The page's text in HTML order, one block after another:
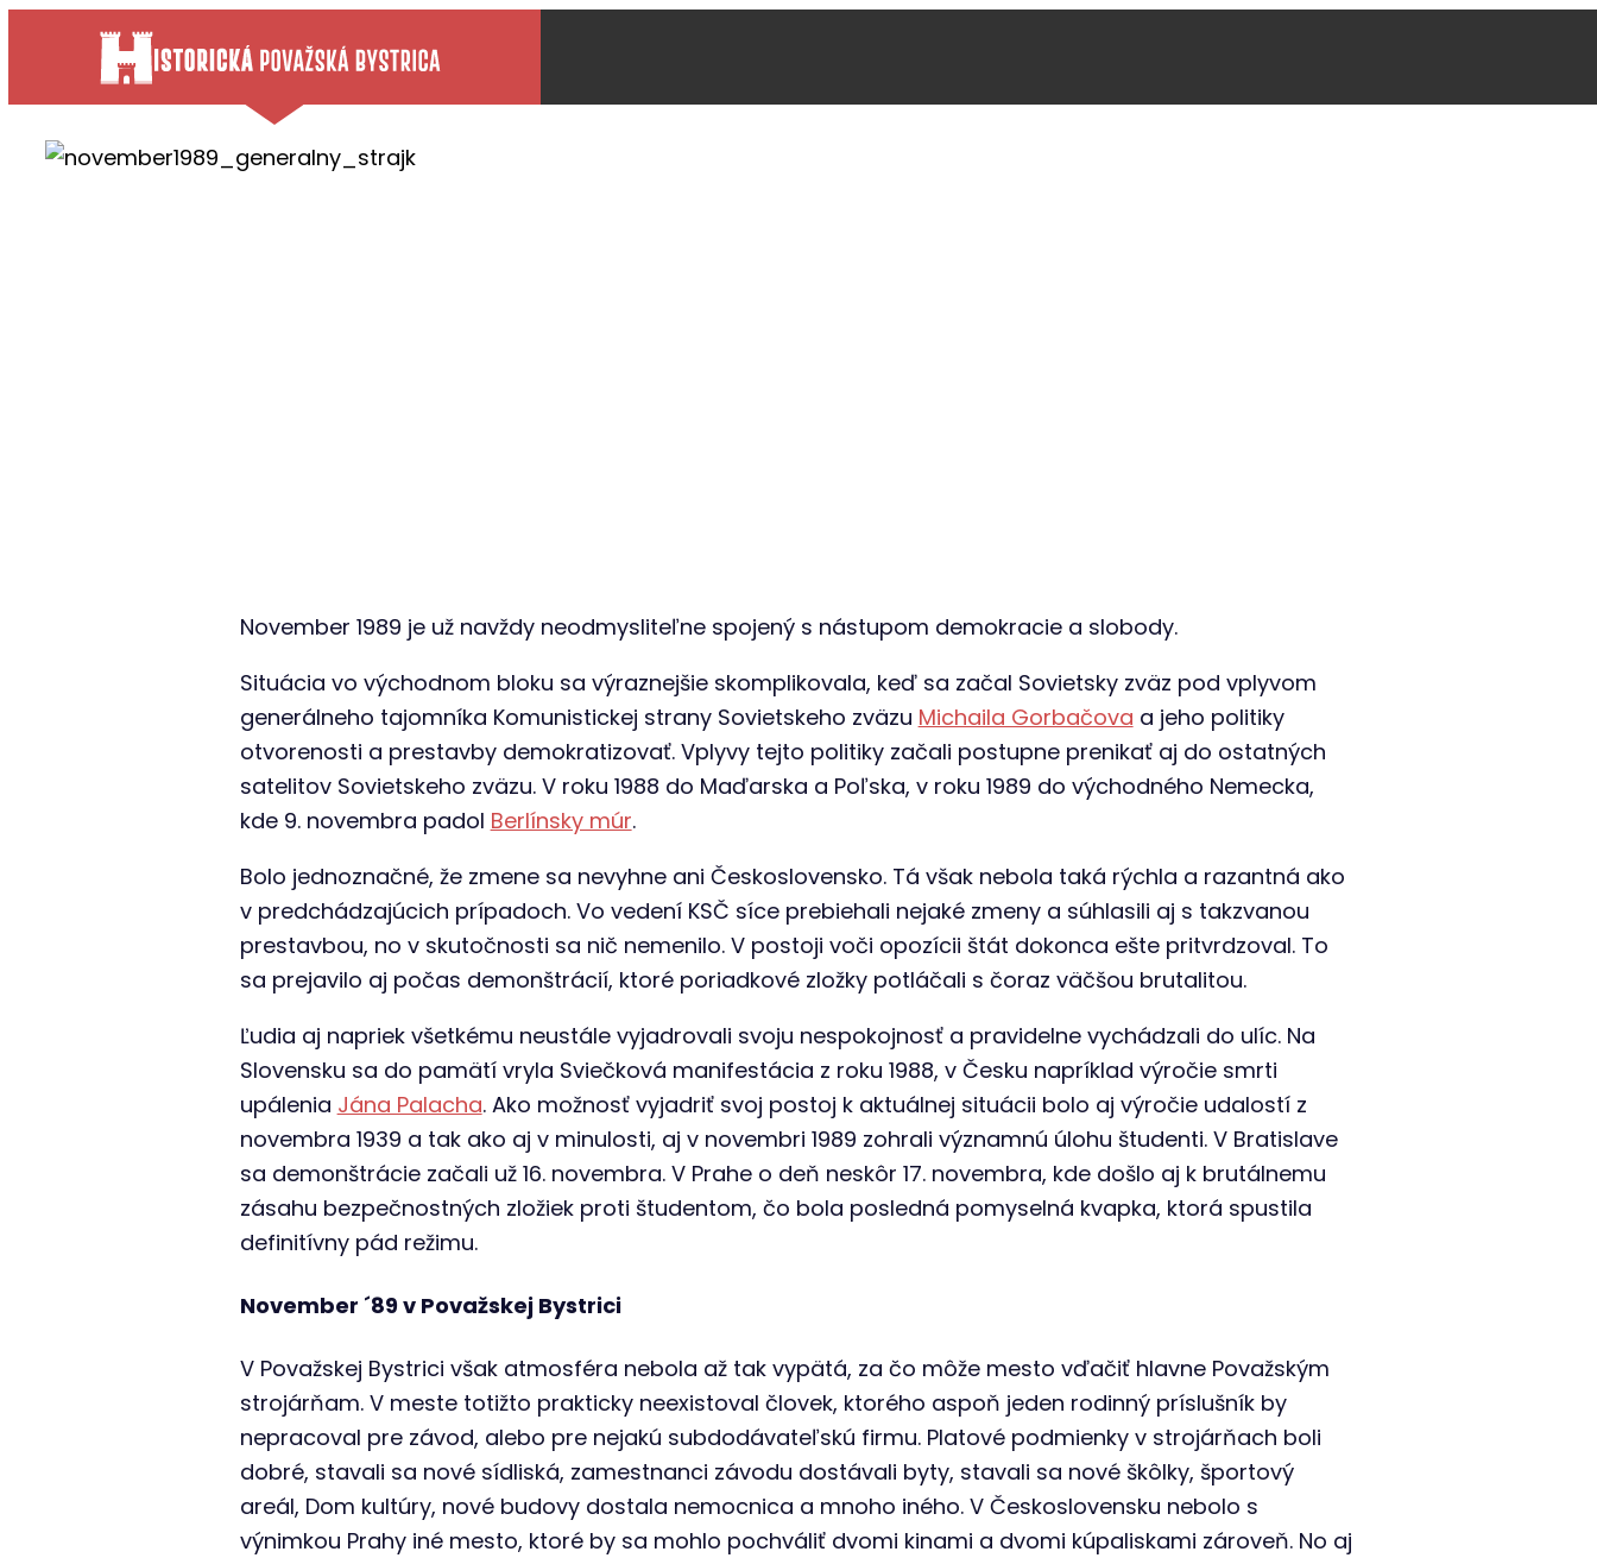
Preskočiť
November 1989 je už navždy neodmysliteľne spojený s nástupom demokracie a slobody.
Situácia vo východnom bloku sa výraznejšie skomplikovala, keď sa začal Sovietsky zväz pod vplyvom
generálneho tajomníka Komunistickej strany Sovietskeho zväzu Michaila Gorbačova a jeho politiky
otvorenosti a prestavby demokratizovať. Vplyvy tejto politiky začali postupne prenikať aj do ostatných
satelitov Sovietskeho zväzu. V roku 1988 do Maďarska a Poľska, v roku 1989 do východného Nemecka,
kde 9. novembra padol Berlínsky múr.
Bolo jednoznačné, že zmene sa nevyhne ani Československo. Tá však nebola taká rýchla a razantná ako
v predchádzajúcich prípadoch. Vo vedení KSČ síce prebiehali nejaké zmeny a súhlasili aj s takzvanou
prestavbou, no v skutočnosti sa nič nemenilo. V postoji voči opozícii štát dokonca ešte pritvrdzoval. To
sa prejavilo aj počas demonštrácií, ktoré poriadkové zložky potláčali s čoraz väčšou brutalitou.
Ľudia aj napriek všetkému neustále vyjadrovali svoju nespokojnosť a pravidelne vychádzali do ulíc. Na
Slovensku sa do pamätí vryla Sviečková manifestácia z roku 1988, v Česku napríklad výročie smrti
upálenia Jána Palacha. Ako možnosť vyjadriť svoj postoj k aktuálnej situácii bolo aj výročie udalostí z
novembra 1939 a tak ako aj v minulosti, aj v novembri 1989 zohrali významnú úlohu študenti. V Bratislave
sa demonštrácie začali už 16. novembra. V Prahe o deň neskôr 17. novembra, kde došlo aj k brutálnemu
zásahu bezpečnostných zložiek proti študentom, čo bola posledná pomyselná kvapka, ktorá spustila
definitívny pád režimu.
November ´89 v Považskej Bystrici
V Považskej Bystrici však atmosféra nebola až tak vypätá, za čo môže mesto vďačiť hlavne Považským
strojárňam. V meste totižto prakticky neexistoval človek, ktorého aspoň jeden rodinný príslušník by
nepracoval pre závod, alebo pre nejakú subdodávateľskú firmu. Platové podmienky v strojárňach boli
dobré, stavali sa nové sídliská, zamestnanci závodu dostávali byty, stavali sa nové škôlky, športový
areál, Dom kultúry, nové budovy dostala nemocnica a mnoho iného. V Československu nebolo s
výnimkou Prahy iné mesto, ktoré by sa mohlo pochváliť dvomi kinami a dvomi kúpaliskami zároveň. No aj